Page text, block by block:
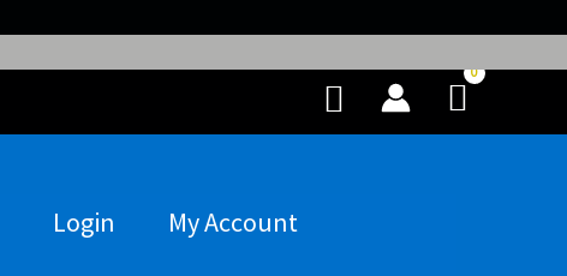
Buscar
Login
My Account